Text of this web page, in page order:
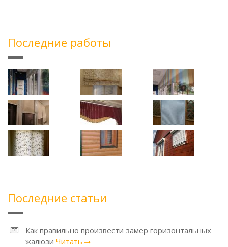
Последние работы
Последние статьи
Как правильно произвести замер горизонтальных
жалюзи Читать